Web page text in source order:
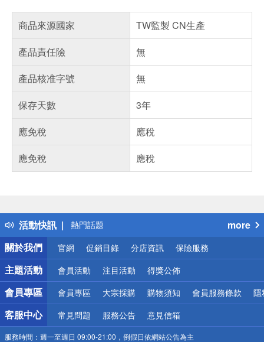
商品來源國家
TW監製 CN生產
產品責任險
無
產品核准字號
無
保存天數
3年
應免稅
應稅
應免稅
應稅
活動快訊
得獎公告
熱門話題
銀行優惠
偏遠地區配送
詐騙網頁！請小心！
more
關於我們
官網 促銷目錄 分店資訊 保險服務
主題活動 會員活動 注目活動 得獎公佈
會員專區 會員專區 大宗採購 購物須知 會員服務條款 隱
客服中心 常見問題 服務公告 意見信箱
服務時間： 週一至週日 09:00-21:00，例假日依網站公告為主